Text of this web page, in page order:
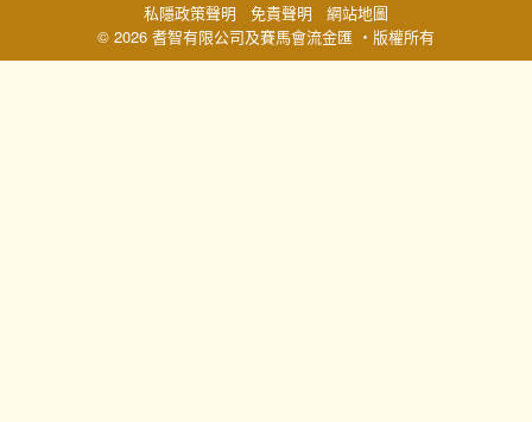
© 2026 耆智有限公司及賽馬會流金匯 ‧版權所有
私隱政策聲明 免責聲明 網站地圖